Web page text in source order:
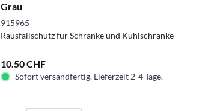
Grau
915965
Rausfallschutz für Schränke und Kühlschränke
10.50 CHF
Sofort versandfertig. Lieferzeit 2-4 Tage.